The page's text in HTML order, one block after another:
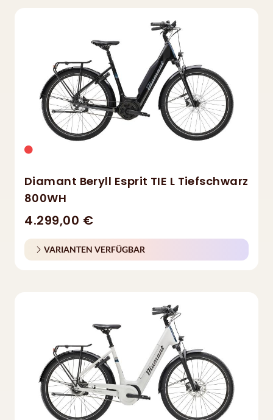
Diamant Beryll Esprit TIE L Tiefschwarz
800WH
4.299,00 €
VARIANTEN VERFÜGBAR